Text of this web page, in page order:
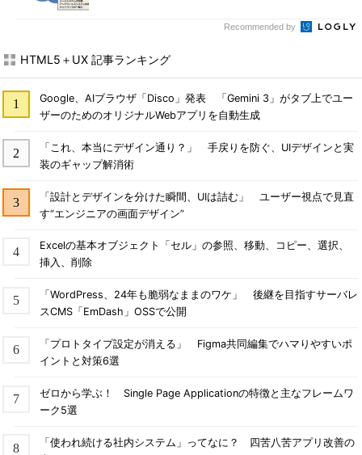
Recommended by
HTML5＋UX 記事ランキング
Google、AIブラウザ「Disco」発表 「Gemini 3」がタブ上でユー
ザーのためのオリジナルWebアプリを自動生成
「これ、本当にデザイン通り？」 手戻りを防ぐ、UIデザインと実
装のギャップ解消術
「設計とデザインを分けた瞬間、UIは詰む」 ユーザー視点で見直
す“エンジニアの画面デザイン”
Excelの基本オブジェクト「セル」の参照、移動、コピー、選択、
挿入、削除
「WordPress、24年も脆弱なままのワケ」 後継を目指すサーバレ
スCMS「EmDash」OSSで公開
「プロトタイプ設定が消える」 Figma共同編集でハマりやすいポ
イントと対策6選
ゼロから学ぶ！ Single Page Applicationの特徴と主なフレームワ
ーク5選
「使われ続ける社内システム」ってなに？ 四苦八苦アプリ改善の